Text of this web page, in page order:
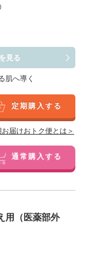
見る
肌へ導く
定期購入する
お届けおトク便とは＞
通常購入する
（医薬部外